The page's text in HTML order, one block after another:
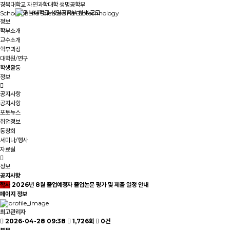
경북대학교 자연과학대학 생명공학부
School of Life Science and Biotechnology
정보
학부소개
교수소개
학부과정
대학원/연구
학생활동
정보
공지사항
공지사항
포토뉴스
취업정보
동창회
세미나/행사
자료실
정보
공지사항
학사 2026년 8월 졸업예정자 졸업논문 평가 및 제출 일정 안내
페이지 정보
최고관리자
2026-04-28 09:38
1,726회
0건